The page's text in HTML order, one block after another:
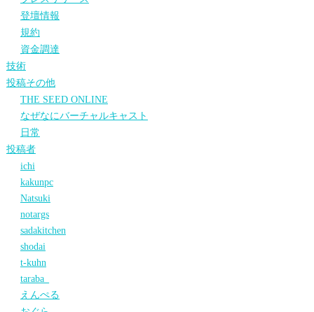
登壇情報
規約
資金調達
技術
投稿その他
THE SEED ONLINE
なぜなにバーチャルキャスト
日常
投稿者
ichi
kakunpc
Natsuki
notargs
sadakitchen
shodai
t-kuhn
taraba_
えんぺる